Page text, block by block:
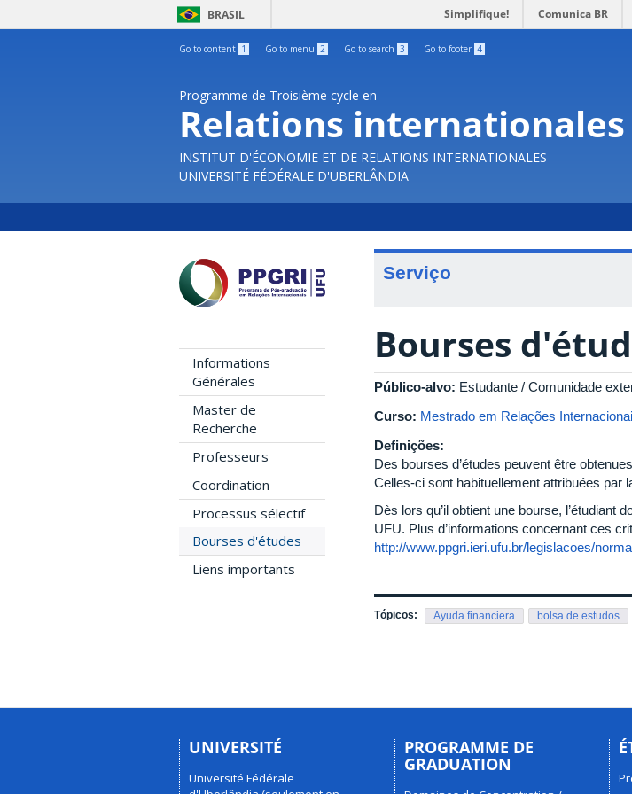
BRASIL Simplifique! Comunica BR
Go to content 1 Go to menu 2 Go to search 3 Go to footer 4
Programme de Troisième cycle en
Relations internationales
INSTITUT D'ÉCONOMIE ET DE RELATIONS INTERNATIONALES
UNIVERSITÉ FÉDÉRALE D'UBERLÂNDIA
Informations
Générales
Master de
Recherche
Professeurs
Coordination
Processus sélectif
Bourses d'études
Liens importants
Serviço
Bourses
Público-alvo: Estudante / Comunidade
Curso: Mestrado em Relações
Definições:
Des bourses d’études peuvent être
Celles-ci sont habituellement attribuées par
Dès lors qu’il obtient une bourse,
UFU. Plus d’informations concernant ces
http://www.ppgri.ieri.ufu.br/legislacoes/
Tópicos: Ayuda financiera bolsa de estudos
UNIVERSITÉ
Université Fédérale
PROGRAMME DE
GRADUATION